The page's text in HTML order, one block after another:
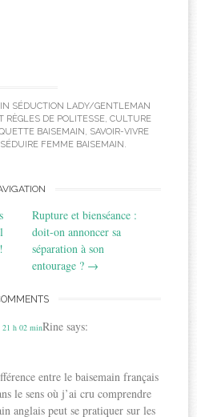
SÉDUCTION LADY/GENTLEMAN
RÈGLES DE POLITESSE, CULTURE
BAISEMAIN, SAVOIR-VIVRE
SÉDUIRE FEMME BAISEMAIN.
Rupture et bienséance :
doit-on annoncer sa
séparation à son
entourage ? →
Rine says:
21 h 02 min
entre le baisemain français
le sens où j’ai cru comprendre
anglais peut se pratiquer sur les